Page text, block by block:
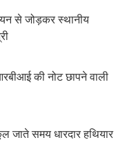
से जोड़कर स्थानीय
की नोट छापने वाली
जाते समय धारदार हथियार